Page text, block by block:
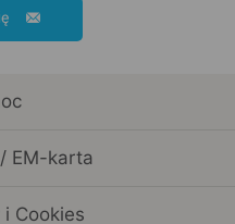
EM-karta
i Cookies